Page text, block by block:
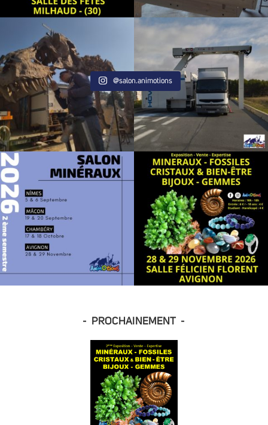
@salon.animotions
- PROCHAINEMENT -